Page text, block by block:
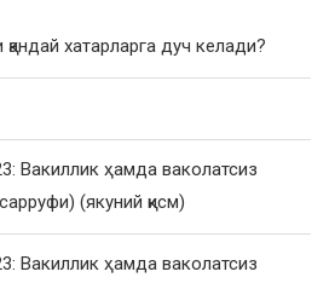
хатарларга дуч келади?
Вакиллик ҳамда ваколатсиз
(якуний қисм)
Вакиллик ҳамда ваколатсиз